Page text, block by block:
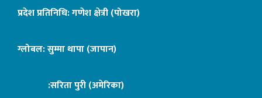
प्रदेश प्रतिनिधि: गणेश क्षेत्री (पोखरा)
ग्लोबल: सुम्मा थापा (जापान)
:सरिता पुरी (अमेरिका)